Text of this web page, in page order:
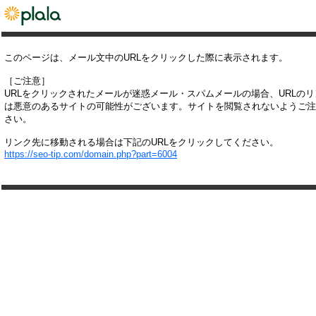
このページは、メール文中のURLをクリックした際に表示されます。
［ご注意］
URLをクリックされたメールが迷惑メール・スパムメールの場合、URLの
は悪意のあるサイトの可能性がございます。サイトを閲覧されないようご
さい。
リンク先に移動される場合は下記のURLをクリックしてください。
https://seo-tip.com/domain.php?part=6004